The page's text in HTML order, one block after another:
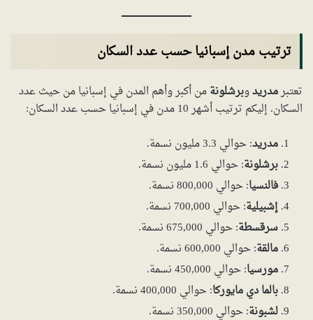
ترتيب مدن إسبانيا حسب عدد السكان
تعتبرمدريدوبرشلونةمن أكبر وأهم المدن في إسبانيا من حيث عدد
السكان. إليكم ترتيب أشهر 10 مدن في إسبانيا حسب عدد السكان:
مدريد: حوالي 3.3 مليون نسمة.
برشلونة: حوالي 1.6 مليون نسمة.
فالنسيا: حوالي 800,000 نسمة.
إشبيلية: حوالي 700,000 نسمة.
سرقسطة: حوالي 675,000 نسمة.
مالقة: حوالي 600,000 نسمة.
مورسيا: حوالي 450,000 نسمة.
بالما دي مايوركا: حوالي 400,000 نسمة.
لشبونة: حوالي 350,000 نسمة.